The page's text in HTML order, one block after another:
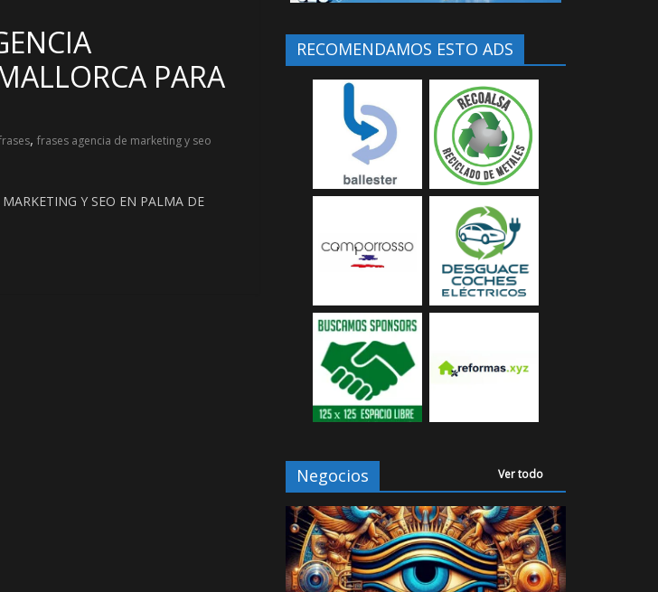
PARA
, frases agencia de marketing y seo
Y SEO EN PALMA DE
RECOMENDAMOS ESTO ADS
Negocios Ver todo